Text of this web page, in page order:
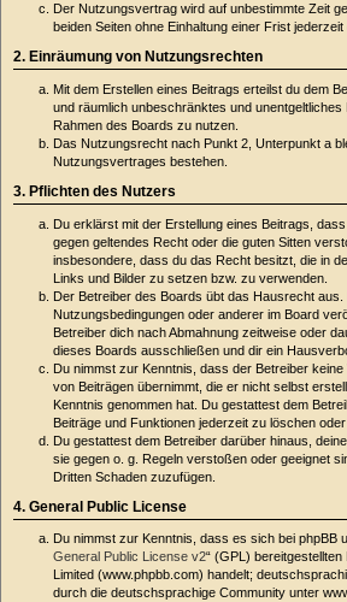
Der Nutzungsvertrag wird auf unbestimmte Zeit
beiden Seiten ohne Einhaltung einer Frist jederzeit
2. Einräumung von Nutzungsrechten
Mit dem Erstellen eines Beitrags erteilst du dem
und räumlich unbeschränktes und unentgeltliches
Rahmen des Boards zu nutzen.
Das Nutzungsrecht nach Punkt 2, Unterpunkt a
Nutzungsvertrages bestehen.
3. Pflichten des Nutzers
Du erklärst mit der Erstellung eines Beitrags,
gegen geltendes Recht oder die guten Sitten
insbesondere, dass du das Recht besitzt, die in
Links und Bilder zu setzen bzw. zu verwenden.
Der Betreiber des Boards übt das Hausrecht
Nutzungsbedingungen oder anderer im Board
Betreiber dich nach Abmahnung zeitweise oder
dieses Boards ausschließen und dir ein
Du nimmst zur Kenntnis, dass der Betreiber
von Beiträgen übernimmt, die er nicht selbst
Kenntnis genommen hat. Du gestattest dem
Beiträge und Funktionen jederzeit zu löschen
Du gestattest dem Betreiber darüber hinaus,
sie gegen o. g. Regeln verstoßen oder geeignet
Dritten Schaden zuzufügen.
4. General Public License
Du nimmst zur Kenntnis, dass es sich bei phpBB
General Public License v2“ (GPL)
Limited (www.phpbb.com) handelt;
durch die deutschsprachige Community unter